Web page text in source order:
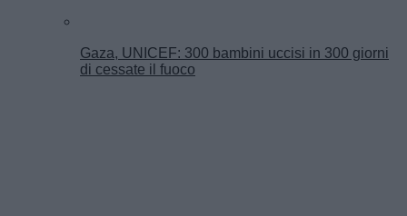
Gaza, UNICEF: 300 bambini uccisi in 300 giorni
di cessate il fuoco